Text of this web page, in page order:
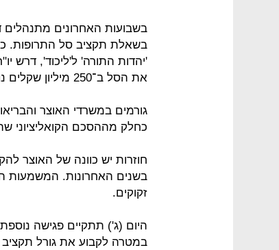
בשבועות האחרונים מתנהלים
בשאלת תקציב סל התרופות.
'יהדות התורה' ל'ליכוד', דרש
את הסל ב־250 מיליון שקלים נוספים, לגובה של 750 מיליון שקלים.
גורמים במשרדי האוצר
כחלק מההסכם הקואליציוני
חוזרות יש כוונה של האוצר
בשנים האחרונות. המשמעות
זקוקים.
היום (ג') תתקיים פגישה
במטרה לקבוע את גורל